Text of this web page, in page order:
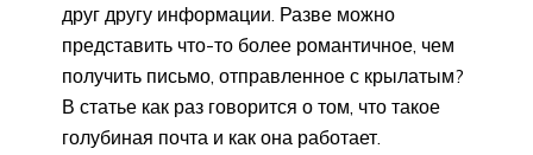
друг другу информации. Разве можно
представить что-то более романтичное, чем
получить письмо, отправленное с крылатым?
В статье как раз говорится о том, что такое
голубиная почта и как она работает.